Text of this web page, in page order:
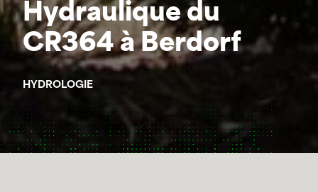
Hydraulique du
CR364 à Berdorf
HYDROLOGIE